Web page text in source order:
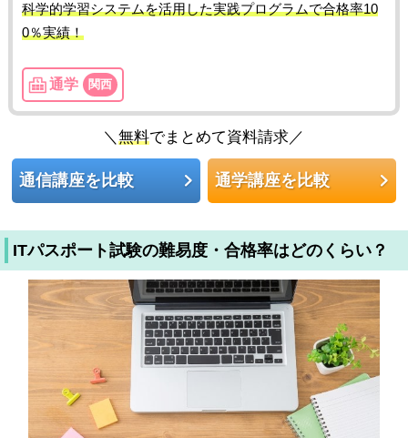
科学的学習システムを活用した実践プログラムで合格率10
0％実績！
通学 関西
＼無料でまとめて資料請求／
通信講座を比較 通学講座を比較
ITパスポート試験の難易度・合格率はどのくらい？